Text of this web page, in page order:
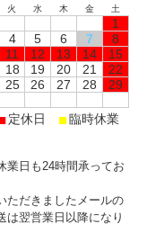
火 水 木 金 土
1
4 5 6 7
8
11 12 13 14
15
18 19 20 21
22
25 26 27 28
29
定休日 ■臨時休業
業日も24時間承ってお
ただきましたメールの
は翌営業日以降になり